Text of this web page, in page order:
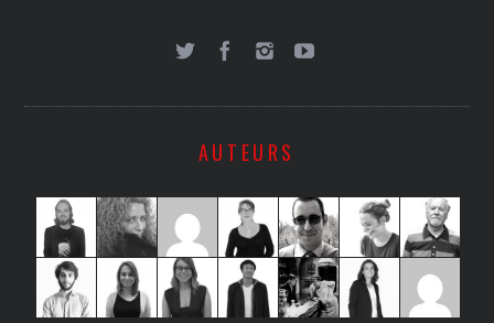
AUTEURS